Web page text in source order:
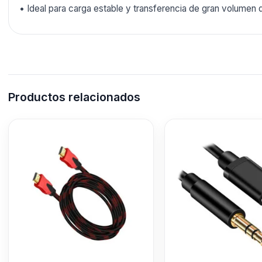
• Ideal para carga estable y transferencia de gran volumen
Productos relacionados